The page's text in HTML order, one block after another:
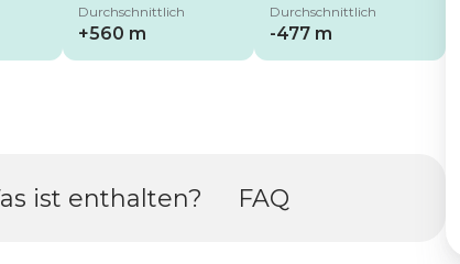
Durchschnittlich
+560 m
Durchschnittlich
-477 m
ist enthalten? FAQ